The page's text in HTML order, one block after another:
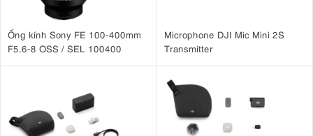
2. Thông số kỹ thuật nổi bật của Sony A7C
II
Ống kính Sony FE 100-400mm
F5.6-8 OSS / SEL 100400
Microphone DJI Mic Mini 2S
Transmitter